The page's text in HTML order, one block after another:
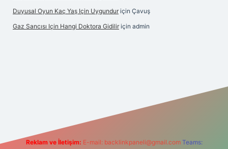
Duyusal Oyun Kaç Yaş Için Uygundur için Çavuş
Gaz Sancısı Için Hangi Doktora Gidilir için admin
Reklam ve İletişim: E-mail: backlinkpaneli@gmail.com Teams: